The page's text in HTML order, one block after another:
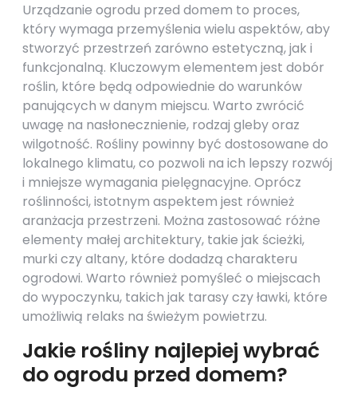
Urządzanie ogrodu przed domem to proces,
który wymaga przemyślenia wielu aspektów, aby
stworzyć przestrzeń zarówno estetyczną, jak i
funkcjonalną. Kluczowym elementem jest dobór
roślin, które będą odpowiednie do warunków
panujących w danym miejscu. Warto zwrócić
uwagę na nasłonecznienie, rodzaj gleby oraz
wilgotność. Rośliny powinny być dostosowane do
lokalnego klimatu, co pozwoli na ich lepszy rozwój
i mniejsze wymagania pielęgnacyjne. Oprócz
roślinności, istotnym aspektem jest również
aranżacja przestrzeni. Można zastosować różne
elementy małej architektury, takie jak ścieżki,
murki czy altany, które dodadzą charakteru
ogrodowi. Warto również pomyśleć o miejscach
do wypoczynku, takich jak tarasy czy ławki, które
umożliwią relaks na świeżym powietrzu.
Jakie rośliny najlepiej wybrać
do ogrodu przed domem?